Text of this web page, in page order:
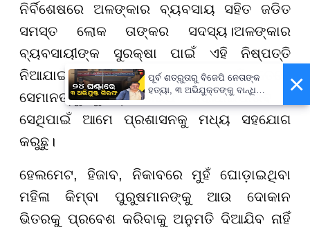
ନିର୍ବିଶେଷରେ ଅଳଙ୍କାର ବ୍ୟବସାୟ ସହିତ ଜଡିତ
ସମସ୍ତ ଲୋକ ତାଙ୍କର ସଦସ୍ୟ।ଅଳଙ୍କାର
ବ୍ୟବସାୟୀଙ୍କ ସୁରକ୍ଷା ପାଇଁ ଏହି ନିଷ୍ପତ୍ତି
ନିଆଯାଇଛି। ଯଦି କେହି ଅପରାଧ କରନ୍ତି, ତେବେ
ସେମାନଙ୍କୁ ତୁରନ୍ତ ଗିରଫ କରାଯାଇପାରିବ ।
ସେଥିପାଇଁ ଆମେ ପ୍ରଶାସନକୁ ମଧ୍ୟ ସହଯୋଗ
କରୁଛୁ।
ହେଲମେଟ, ହିଜାବ, ନିକାବରେ ମୁହଁ ଘୋଡ଼ାଇଥିବା
ମହିଳା କିମ୍ବା ପୁରୁଷମାନଙ୍କୁ ଆଉ ଦୋକାନ
ଭିତରକୁ ପ୍ରବେଶ କରିବାକୁ ଅନୁମତି ଦିଆଯିବ ନାହିଁ
×
ପୂର୍ବ ଶତ୍ରୁତାରୁ ବିଜେପି ନେତାଙ୍କ
ହତ୍ୟା, ୩ ଅଭିଯୁକ୍ତଙ୍କୁ ବାନ୍ଧିଲା
ପୋଲିସ